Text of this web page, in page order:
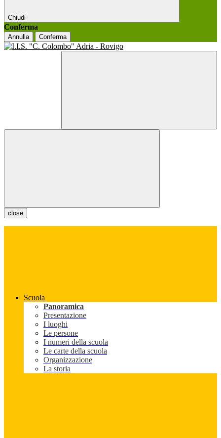
Chiudi
Conferma
Annulla Conferma
close
Scuola
Panoramica
Presentazione
I luoghi
Le persone
I numeri della scuola
Le carte della scuola
Organizzazione
La storia